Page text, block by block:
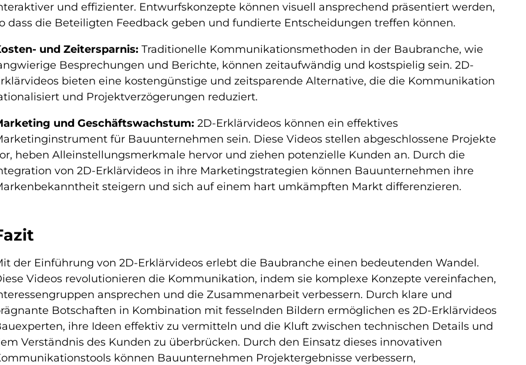
und effizienter. Entwurfskonzepte können visuell ansprechend präsentiert werden,
dass die Beteiligten Feedback geben und fundierte Entscheidungen treffen können.
und Zeitersparnis: Traditionelle Kommunikationsmethoden in der Baubranche, wie
Besprechungen und Berichte, können zeitaufwändig und kostspielig sein. 2D-
bieten eine kostengünstige und zeitsparende Alternative, die die Kommunikation
und Projektverzögerungen reduziert.
und Geschäftswachstum: 2D-Erklärvideos können ein effektives
für Bauunternehmen sein. Diese Videos stellen abgeschlossene Projekte
heben Alleinstellungsmerkmale hervor und ziehen potenzielle Kunden an. Durch die
von 2D-Erklärvideos in ihre Marketingstrategien können Bauunternehmen ihre
steigern und sich auf einem hart umkämpften Markt differenzieren.
der Einführung von 2D-Erklärvideos erlebt die Baubranche einen bedeutenden Wandel.
Videos revolutionieren die Kommunikation, indem sie komplexe Konzepte vereinfachen,
ansprechen und die Zusammenarbeit verbessern. Durch klare und
Botschaften in Kombination mit fesselnden Bildern ermöglichen es 2D-Erklärvideos
ihre Ideen effektiv zu vermitteln und die Kluft zwischen technischen Details und
Verständnis des Kunden zu überbrücken. Durch den Einsatz dieses innovativen
können Bauunternehmen Projektergebnisse verbessern,